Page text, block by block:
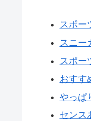
スポー
スニー
スポー
おすす
やっぱ
センス